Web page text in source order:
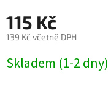
115 Kč
139 Kč včetně DPH
cena:
Skladem (1-2 dny)